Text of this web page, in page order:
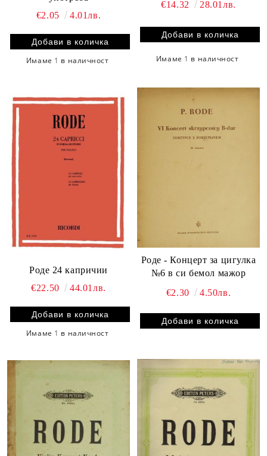
€2.05
4.01лв.
Имаме 1 в наличност
€14.32 28.01лв.
Имаме 1 в наличност
Родe 24 капричии
€22.50
44.01лв.
Имаме 1 в наличност
Роде - Концерт за цигулка
№6 в си бемол мажор
€2.30
4.50лв.